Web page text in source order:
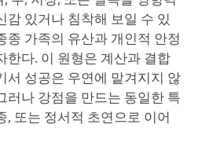
감 있거나 침착해 보일 수 있
종 가족의 유산과 개인적 안정
한다. 이 원형은 계산과 결합
서 성공은 우연에 맡겨지지 않
러나 강점을 만드는 동일한 특
, 또는 정서적 초연으로 이어